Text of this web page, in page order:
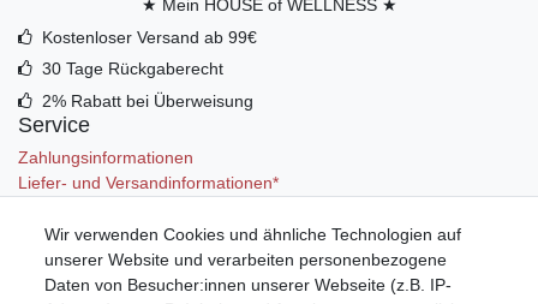
★ Mein HOUSE of WELLNESS ★
Kostenloser Versand ab 99€
30 Tage Rückgaberecht
2% Rabatt bei Überweisung
Service
Zahlungsinformationen
Liefer- und Versandinformationen*
Mein Konto
Registrieren
Wir verwenden Cookies und ähnliche Technologien auf
unserer Website und verarbeiten personenbezogene
Daten von Besucher:innen unserer Webseite (z.B. IP-